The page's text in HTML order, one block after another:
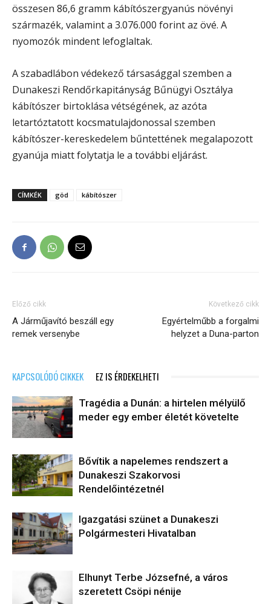
összesen 86,6 gramm kábítószergyanús növényi
származék, valamint a 3.076.000 forint az övé. A
nyomozók mindent lefoglaltak.
A szabadlábon védekező társasággal szemben a
Dunakeszi Rendőrkapitányság Bűnügyi Osztálya
kábítószer birtoklása vétségének, az azóta
letartóztatott kocsmatulajdonossal szemben
kábítószer-kereskedelem bűntettének megalapozott
gyanúja miatt folytatja le a további eljárást.
CÍMKÉK göd kábítószer
Előző cikk
A Járműjavító beszáll egy
remek versenybe
Következő cikk
Egyértelműbb a forgalmi
helyzet a Duna-parton
KAPCSOLÓDÓ CIKKEK EZ IS ÉRDEKELHETI
Tragédia a Dunán: a hirtelen mélyülő
meder egy ember életét követelte
Bővítik a napelemes rendszert a
Dunakeszi Szakorvosi
Rendelőintézetnél
Igazgatási szünet a Dunakeszi
Polgármesteri Hivatalban
Elhunyt Terbe Józsefné, a város
szeretett Csöpi nénije